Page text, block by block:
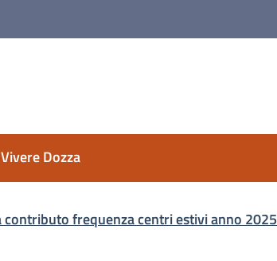
Vivere Dozza
frequenza centri estivi anno 2025